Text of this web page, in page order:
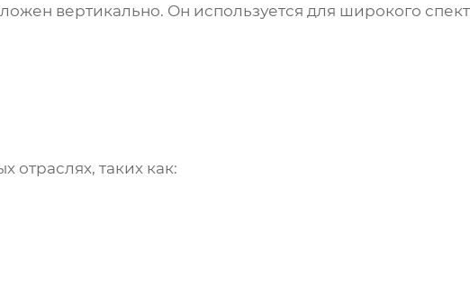
вертикально. Он используется для широкого
отраслях, таких как: